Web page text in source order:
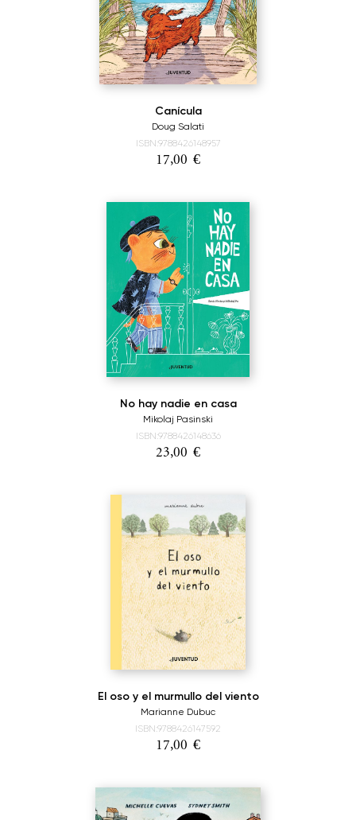
Canícula
Doug Salati
ISBN:9788426148957
17,00 €
No hay nadie en casa
Mikolaj Pasinski
ISBN:9788426148636
23,00 €
El oso y el murmullo del viento
Marianne Dubuc
ISBN:9788426147592
17,00 €